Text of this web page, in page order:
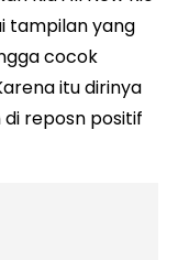
tampilan yang
cocok
itu dirinya
reposn positif